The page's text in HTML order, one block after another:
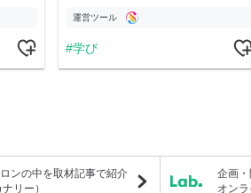
運営ツール
学び
ンの中を取材記事で紹介
リー）
企画
オン